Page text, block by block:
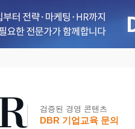
검증된 경영 콘텐츠
DBR 기업교육 문의